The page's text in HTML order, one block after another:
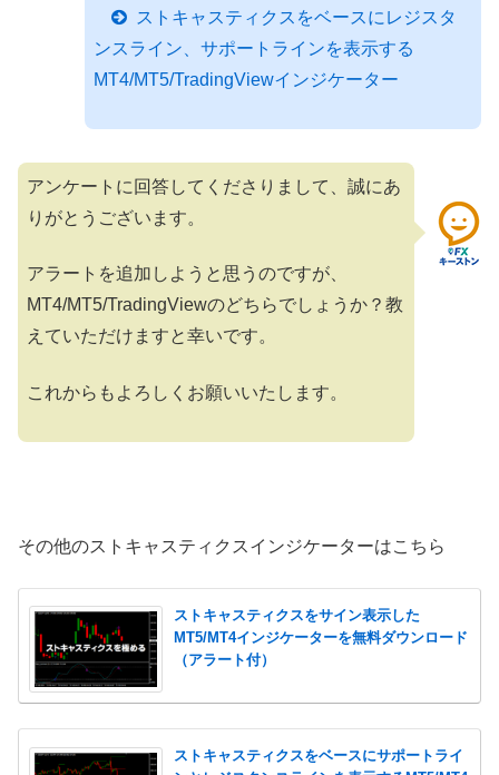
ストキャスティクスをベースにレジスタ
ンスライン、サポートラインを表示する
MT4/MT5/TradingViewインジケーター
アンケートに回答してくださりまして、誠にあ
りがとうございます。
アラートを追加しようと思うのですが、
MT4/MT5/TradingViewのどちらでしょうか？教
えていただけますと幸いです。
これからもよろしくお願いいたします。
その他のストキャスティクスインジケーターはこちら
ストキャスティクスをサイン表示した
MT5/MT4インジケーターを無料ダウンロード
（アラート付）
ストキャスティクスをベースにサポートライ